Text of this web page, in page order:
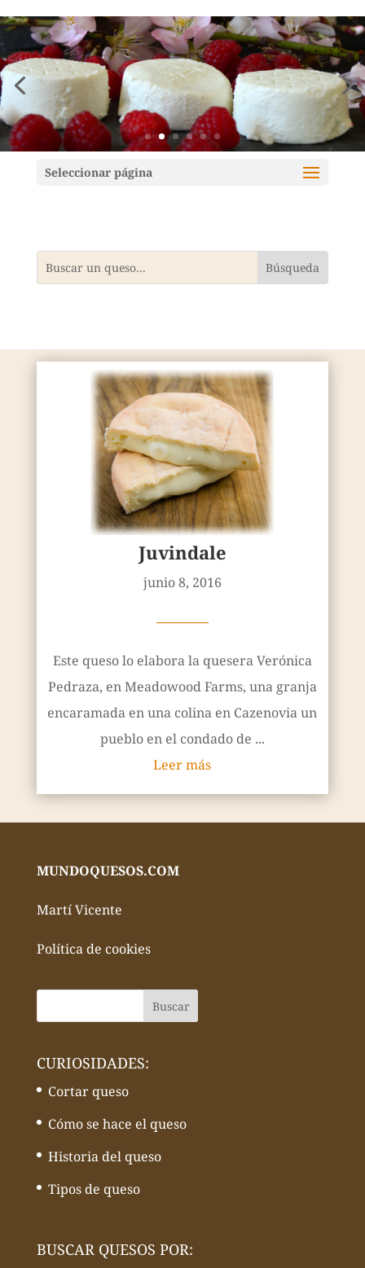
Mundoquesos
Seleccionar página
Juvindale
junio 8, 2016
————
Este queso lo elabora la quesera Verónica
Pedraza, en Meadowood Farms, una granja
encaramada en una colina en Cazenovia un
pueblo en el condado de ...
Leer más
MUNDOQUESOS.COM
Martí Vicente
Política de cookies
CURIOSIDADES:
Cortar queso
Cómo se hace el queso
Historia del queso
Tipos de queso
BUSCAR QUESOS POR: